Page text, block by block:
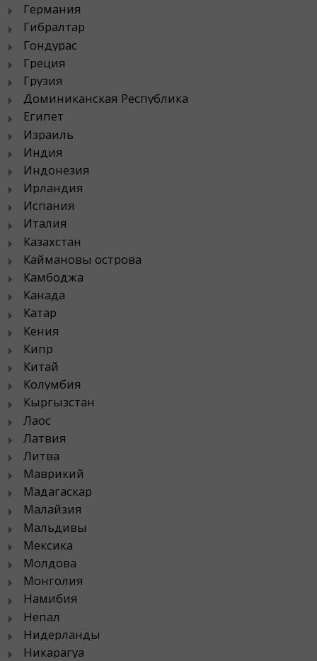
Германия
Гибралтар
Гондурас
Греция
Грузия
Доминиканская Республика
Египет
Израиль
Индия
Индонезия
Ирландия
Испания
Италия
Казахстан
Каймановы острова
Камбоджа
Канада
Катар
Кения
Кипр
Китай
Колумбия
Кыргызстан
Лаос
Латвия
Литва
Маврикий
Мадагаскар
Малайзия
Мальдивы
Мексика
Молдова
Монголия
Намибия
Непал
Нидерланды
Никарагуа